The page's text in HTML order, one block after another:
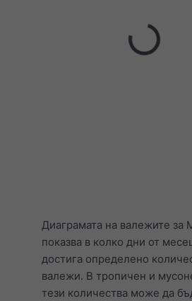
Диаграмата на валежите за
показва в колко дни от
достига определено
валежи. В тропичен и
тези количества може да